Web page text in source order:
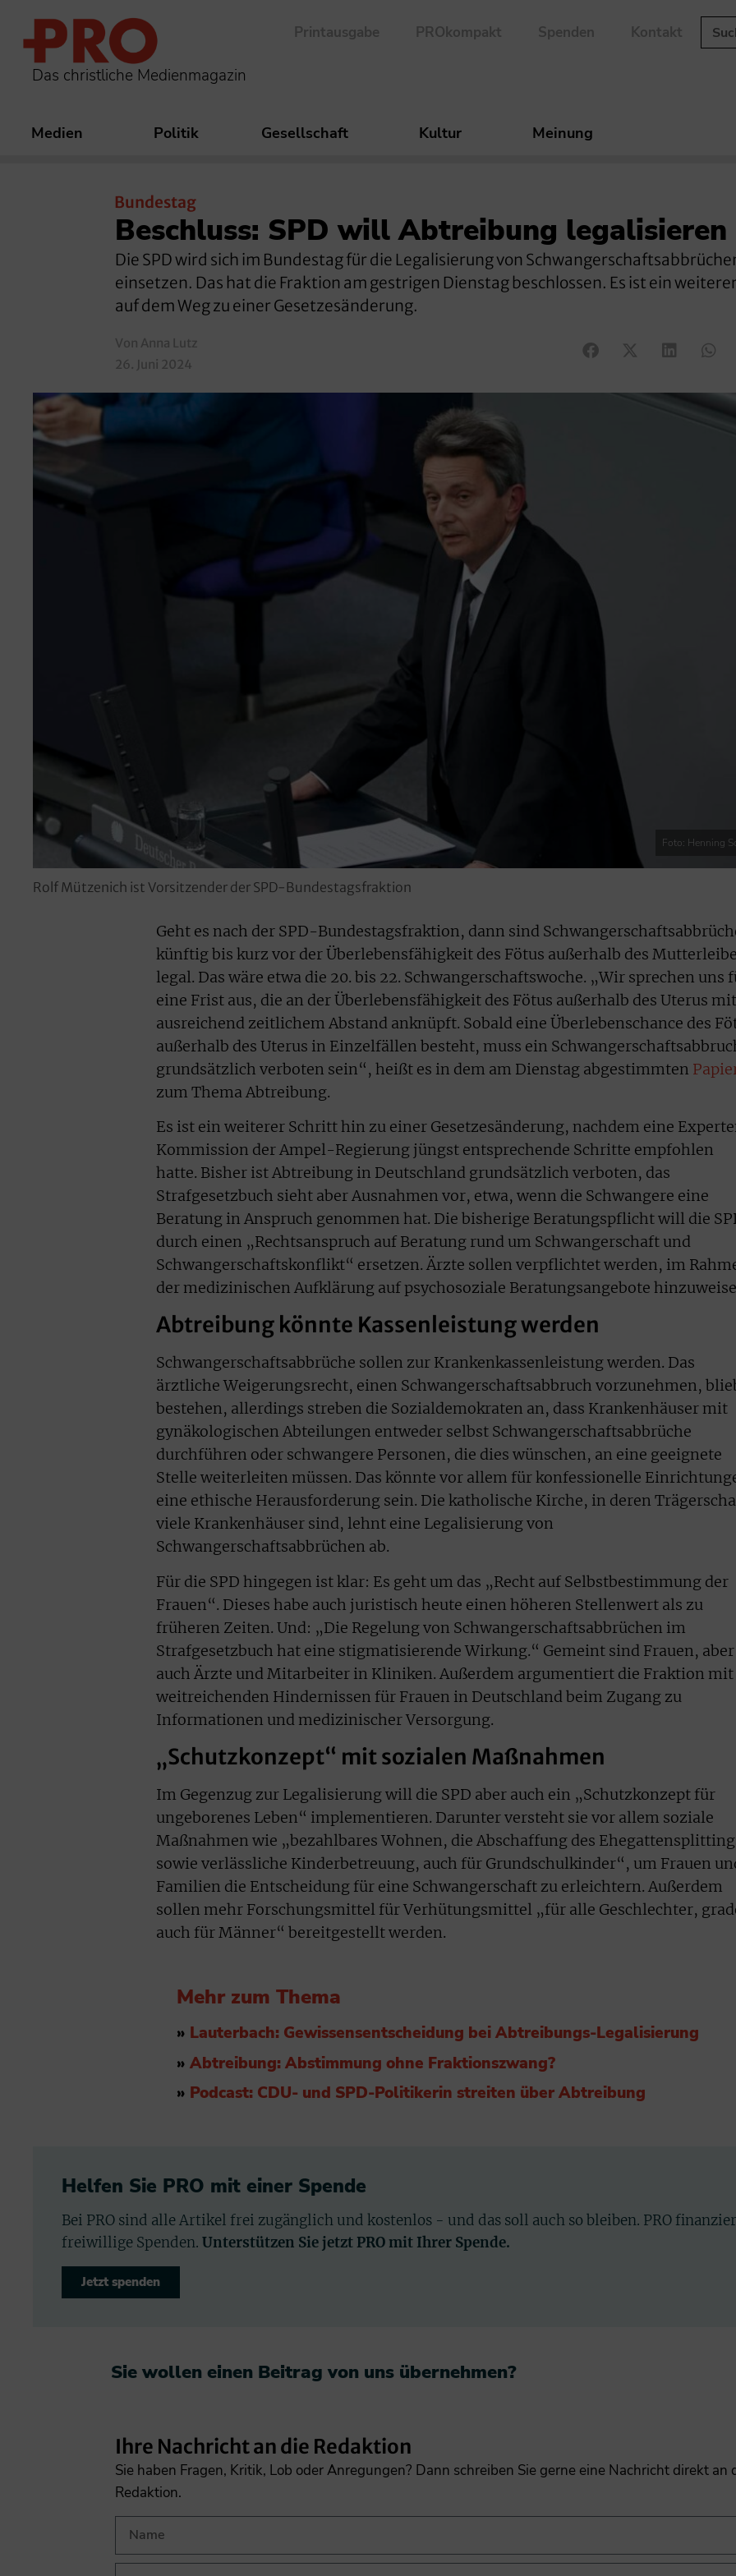
Das christliche Medienmagazin
Printausgabe PROkompakt Spenden Kontakt
Medien Politik Gesellschaft Kultur Meinung
Bundestag
Beschluss: SPD will Abtreibung legalisieren
Die SPD wird sich im Bundestag für die Legalisierung von
einsetzen. Das hat die Fraktion am gestrigen Dienstag beschlossen. Es ist ein
auf dem Weg zu einer Gesetzesänderung.
Von Anna Lutz
26. Juni 2024
Foto: Henning
Rolf Mützenich ist Vorsitzender der SPD-Bundestagsfraktion
Geht es nach der SPD-Bundestagsfraktion, dann sind
künftig bis kurz vor der Überlebensfähigkeit des Fötus außerhalb des
legal. Das wäre etwa die 20. bis 22. Schwangerschaftswoche. „Wir sprechen uns
eine Frist aus, die an der Überlebensfähigkeit des Fötus außerhalb des Uterus mit
ausreichend zeitlichem Abstand anknüpft. Sobald eine Überlebenschance des
außerhalb des Uterus in Einzelfällen besteht, muss ein
grundsätzlich verboten sein“, heißt es in dem am Dienstag abgestimmten
zum Thema Abtreibung.
Es ist ein weiterer Schritt hin zu einer Gesetzesänderung, nachdem eine
Kommission der Ampel-Regierung jüngst entsprechende Schritte empfohlen
hatte. Bisher ist Abtreibung in Deutschland grundsätzlich verboten, das
Strafgesetzbuch sieht aber Ausnahmen vor, etwa, wenn die Schwangere eine
Beratung in Anspruch genommen hat. Die bisherige Beratungspflicht will die
durch einen „Rechtsanspruch auf Beratung rund um Schwangerschaft und
Schwangerschaftskonflikt“ ersetzen. Ärzte sollen verpflichtet werden, im
der medizinischen Aufklärung auf psychosoziale Beratungsangebote
Abtreibung könnte Kassenleistung werden
Schwangerschaftsabbrüche sollen zur Krankenkassenleistung werden. Das
ärztliche Weigerungsrecht, einen Schwangerschaftsabbruch vorzunehmen,
bestehen, allerdings streben die Sozialdemokraten an, dass Krankenhäuser mit
gynäkologischen Abteilungen entweder selbst Schwangerschaftsabbrüche
durchführen oder schwangere Personen, die dies wünschen, an eine geeignete
Stelle weiterleiten müssen. Das könnte vor allem für konfessionelle
eine ethische Herausforderung sein. Die katholische Kirche, in deren
viele Krankenhäuser sind, lehnt eine Legalisierung von
Schwangerschaftsabbrüchen ab.
Für die SPD hingegen ist klar: Es geht um das „Recht auf Selbstbestimmung der
Frauen“. Dieses habe auch juristisch heute einen höheren Stellenwert als zu
früheren Zeiten. Und: „Die Regelung von Schwangerschaftsabbrüchen im
Strafgesetzbuch hat eine stigmatisierende Wirkung.“ Gemeint sind Frauen, aber
auch Ärzte und Mitarbeiter in Kliniken. Außerdem argumentiert die Fraktion mit
weitreichenden Hindernissen für Frauen in Deutschland beim Zugang zu
Informationen und medizinischer Versorgung.
„Schutzkonzept“ mit sozialen Maßnahmen
Im Gegenzug zur Legalisierung will die SPD aber auch ein „Schutzkonzept für
ungeborenes Leben“ implementieren. Darunter versteht sie vor allem soziale
Maßnahmen wie „bezahlbares Wohnen, die Abschaffung des
sowie verlässliche Kinderbetreuung, auch für Grundschulkinder“, um Frauen
Familien die Entscheidung für eine Schwangerschaft zu erleichtern. Außerdem
sollen mehr Forschungsmittel für Verhütungsmittel „für alle Geschlechter,
auch für Männer“ bereitgestellt werden.
Mehr zum Thema
» Lauterbach: Gewissensentscheidung bei Abtreibungs-Legalisierung
» Abtreibung: Abstimmung ohne Fraktionszwang?
» Podcast: CDU- und SPD-Politikerin streiten über Abtreibung
Helfen Sie PRO mit einer Spende
Bei PRO sind alle Artikel frei zugänglich und kostenlos - und das soll auch so bleiben. PRO
freiwillige Spenden. Unterstützen Sie jetzt PRO mit Ihrer Spende.
Jetzt spenden
Sie wollen einen Beitrag von uns übernehmen?​
Ihre Nachricht an die Redaktion
Sie haben Fragen, Kritik, Lob oder Anregungen? Dann schreiben Sie gerne eine Nachricht direkt an
Redaktion.